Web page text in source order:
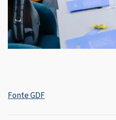
Fonte GDF